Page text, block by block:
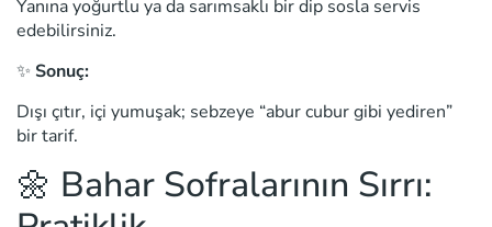
Yanına yoğurtlu ya da sarımsaklı bir dip sosla servis
edebilirsiniz.
✨ Sonuç:
Dışı çıtır, içi yumuşak; sebzeye “abur cubur gibi yediren”
bir tarif.
🌼 Bahar Sofralarının Sırrı: